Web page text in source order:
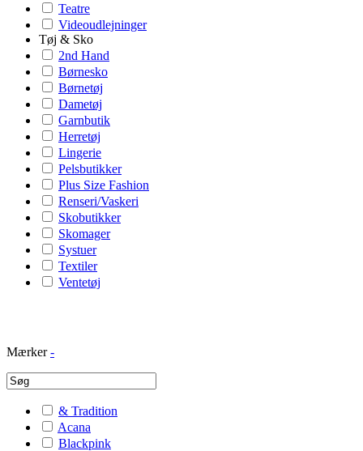
Teatre
Videoudlejninger
Tøj & Sko
2nd Hand
Børnesko
Børnetøj
Dametøj
Garnbutik
Herretøj
Lingerie
Pelsbutikker
Plus Size Fashion
Renseri/Vaskeri
Skobutikker
Skomager
Systuer
Textiler
Ventetøj
Mærker -
& Tradition
Acana
Blackpink